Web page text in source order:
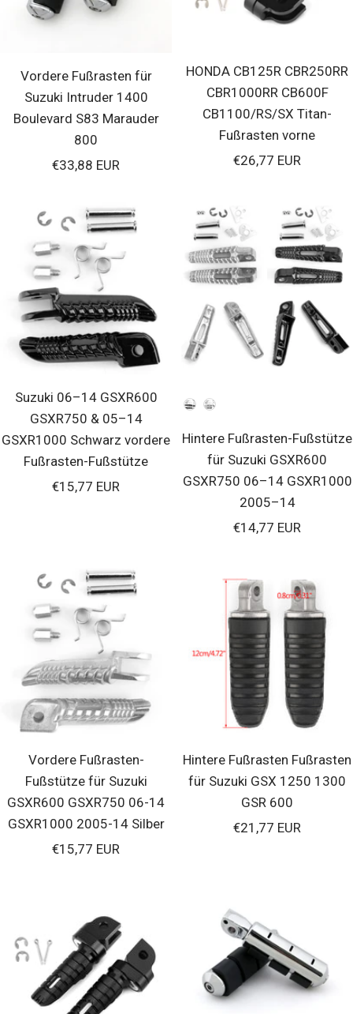
Vordere Fußrasten für
Suzuki Intruder 1400
Boulevard S83 Marauder
800
Verkaufspreis
€33,88 EUR
HONDA CB125R CBR250RR
CBR1000RR CB600F
CB1100/RS/SX Titan-
Fußrasten vorne
Verkaufspreis
€26,77 EUR
Suzuki 06–14 GSXR600
GSXR750 & 05–14
GSXR1000 Schwarz vordere
Fußrasten-Fußstütze
Verkaufspreis
€15,77 EUR
Farben
Hintere Fußrasten-Fußstütze
für Suzuki GSXR600
GSXR750 06–14 GSXR1000
2005–14
Verkaufspreis
€14,77 EUR
Vordere Fußrasten-
Fußstütze für Suzuki
GSXR600 GSXR750 06-14
GSXR1000 2005-14 Silber
Verkaufspreis
€15,77 EUR
Hintere Fußrasten Fußrasten
für Suzuki GSX 1250 1300
GSR 600
Verkaufspreis
€21,77 EUR